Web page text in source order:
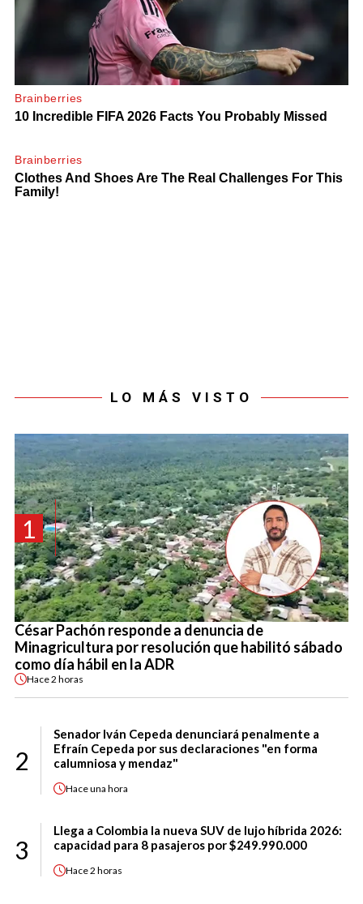
LO MÁS VISTO
1
César Pachón responde a denuncia de
Minagricultura por resolución que habilitó sábado
como día hábil en la ADR
Hace2 horas
2
Senador Iván Cepeda denunciará penalmente a
Efraín Cepeda por sus declaraciones "en forma
calumniosa y mendaz"
Haceuna hora
3
Llega a Colombia la nueva SUV de lujo híbrida 2026:
capacidad para 8 pasajeros por $249.990.000
Hace2 horas